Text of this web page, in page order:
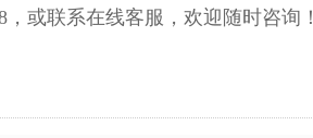
或联系在线客服，欢迎随时咨询！